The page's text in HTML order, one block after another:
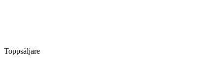
Toppsäljare